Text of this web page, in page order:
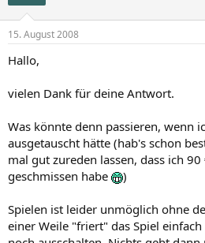
15. August 2008
Hallo,
vielen Dank für deine Antwort.
Was könnte denn passieren, wenn
ausgetauscht hätte (hab's schon
mal gut zureden lassen, dass ich
geschmissen habe
)
Spielen ist leider unmöglich ohne
einer Weile "friert" das Spiel